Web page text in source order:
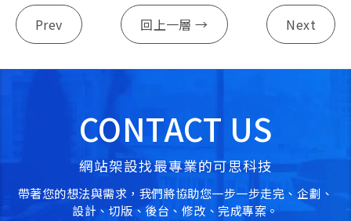
Prev 回上一層 → Next
CONTACT US
網站架設找最專業的可思科技
帶著您的想法與需求，我們將協助您一步一步走完、企劃、
設計、切版、後台、修改、完成專案。